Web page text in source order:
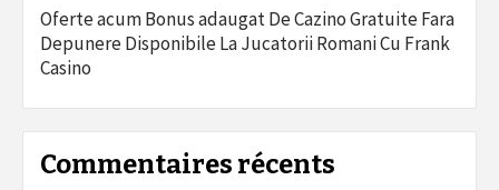
Oferte acum Bonus adaugat De Cazino Gratuite Fara
Depunere Disponibile La Jucatorii Romani Cu Frank
Casino
Commentaires récents